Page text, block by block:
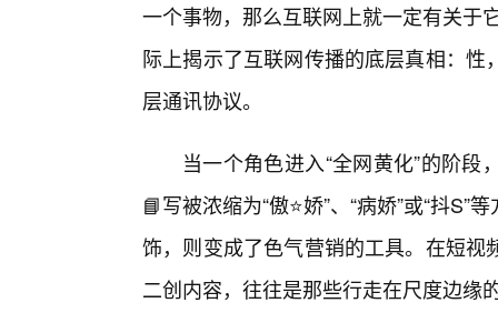
一个事物，那么互联网上就一定有关于
际上揭示了互联网传播的底层真相：
层通讯协议。
当一个角色进入“全网黄化”的阶
📘写被浓缩为“傲⭐娇”、“病娇”或“抖
饰，则变成了色气营销的工具。在短
二创内容，往往是那些行走在尺度边缘